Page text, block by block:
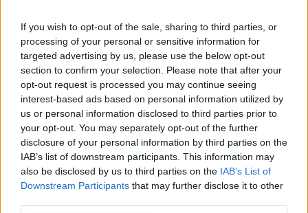
If you wish to opt-out of the sale, sharing to third parties, or
processing of your personal or sensitive information for
targeted advertising by us, please use the below opt-out
section to confirm your selection. Please note that after your
opt-out request is processed you may continue seeing
interest-based ads based on personal information utilized by
us or personal information disclosed to third parties prior to
your opt-out. You may separately opt-out of the further
disclosure of your personal information by third parties on the
IAB’s list of downstream participants. This information may
also be disclosed by us to third parties on the IAB’s List of
Downstream Participants that may further disclose it to other
Cum a primit presa din Argentina înfrângerea
în finala Cupei Mondiale